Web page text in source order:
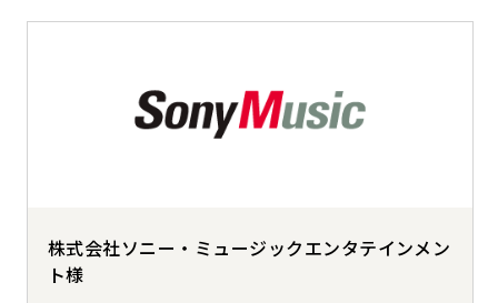
株式会社ソニー・ミュージックエンタテインメン
ト様